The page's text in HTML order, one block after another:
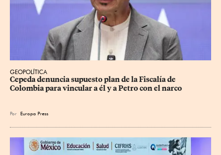
GEOPOLÍTICA
Cepeda denuncia supuesto plan de la Fiscalía de
Colombia para vincular a él y a Petro con el narco
Por Europa Press